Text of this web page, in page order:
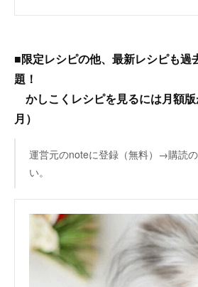
■限定レシピの他、最新レシピも過
題！
かしこくレシピを見るには月額
月）
運営元のnoteに登録（無料）→購読
い。